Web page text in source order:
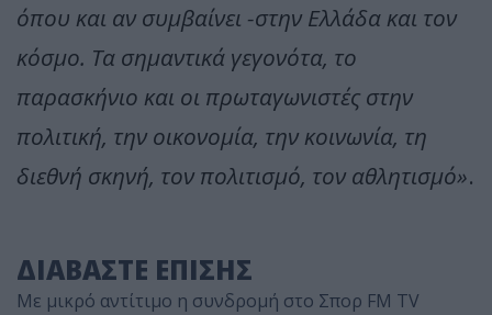
όπου και αν συμβαίνει -στην Ελλάδα και τον
κόσμο. Τα σημαντικά γεγονότα, το
παρασκήνιο και οι πρωταγωνιστές στην
πολιτική, την οικονομία, την κοινωνία, τη
διεθνή σκηνή, τον πολιτισμό, τον αθλητισμό».
ΔΙΑΒΑΣΤΕ ΕΠΙΣΗΣ
Με μικρό αντίτιμο η συνδρομή στο Σπορ FM TV